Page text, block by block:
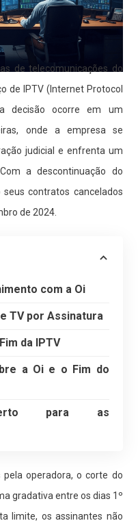
de telecomunicações do
de IPTV (Internet Protocol
decisão ocorre em um
onde a empresa se
judicial e enfrenta um
a descontinuação do
contratos cancelados
de 2024.
com a Oi
TV por Assinatura
da IPTV
a Oi e o Fim do
para as
operadora, o corte do
gradativa entre os dias 1º
limite, os assinantes não